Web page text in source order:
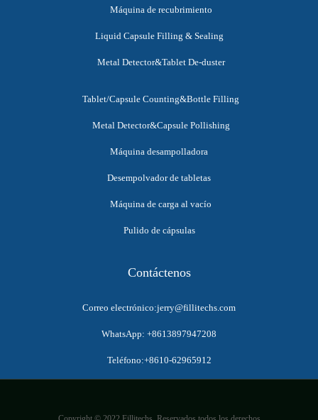
Máquina de recubrimiento
Liquid Capsule Filling & Sealing
Metal Detector&Tablet De-duster
Tablet/Capsule Counting&Bottle Filling
Metal Detector&Capsule Pollishing
Máquina desampolladora
Desempolvador de tabletas
Máquina de carga al vacío
Pulido de cápsulas
Contáctenos
Correo electrónico:jerry@fillitechs.com
WhatsApp: +8613897947208
Teléfono:+8610-62965912